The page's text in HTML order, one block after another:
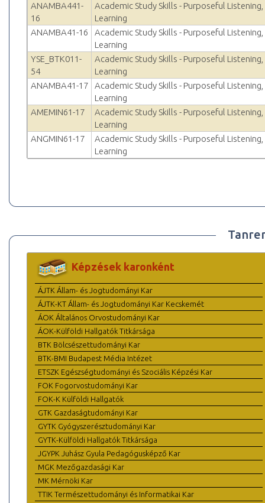
ANAMBA441-
16
Academic Study Skills - Purposeful
Learning
ANAMBA41-16
Academic Study Skills - Purposeful
Learning
YSE_BTK011-
54
Academic Study Skills - Purposeful
Learning
ANAMBA41-17
Academic Study Skills - Purposeful
Learning
AMEMIN61-17
Academic Study Skills - Purposeful
Learning
ANGMIN61-17
Academic Study Skills - Purposeful
Learning
Képzések karonként
ÁJTK Állam- és Jogtudományi Kar
ÁJTK-KT Állam- és Jogtudományi Kar Kecskemét
ÁOK Általános Orvostudományi Kar
ÁOK-Külföldi Hallgatók Titkársága
BTK Bölcsészettudományi Kar
BTK-BMI Budapest Média Intézet
ETSZK Egészségtudományi és Szociális Képzési Kar
FOK Fogorvostudományi Kar
FOK-K Külföldi Hallgatók
GTK Gazdaságtudományi Kar
GYTK Gyógyszerésztudományi Kar
GYTK-Külföldi Hallgatók Titkársága
JGYPK Juhász Gyula Pedagógusképző Kar
MGK Mezőgazdasági Kar
MK Mérnöki Kar
TTIK Természettudományi és Informatikai Kar